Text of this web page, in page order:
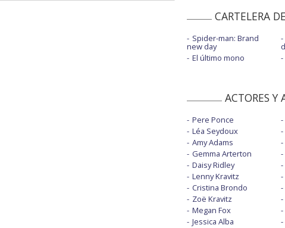
CARTELERA
Spider-man: Brand
new day
El último mono
ACTORES Y
Pere Ponce
Léa Seydoux
Amy Adams
Gemma Arterton
Daisy Ridley
Lenny Kravitz
Cristina Brondo
Zoë Kravitz
Megan Fox
Jessica Alba